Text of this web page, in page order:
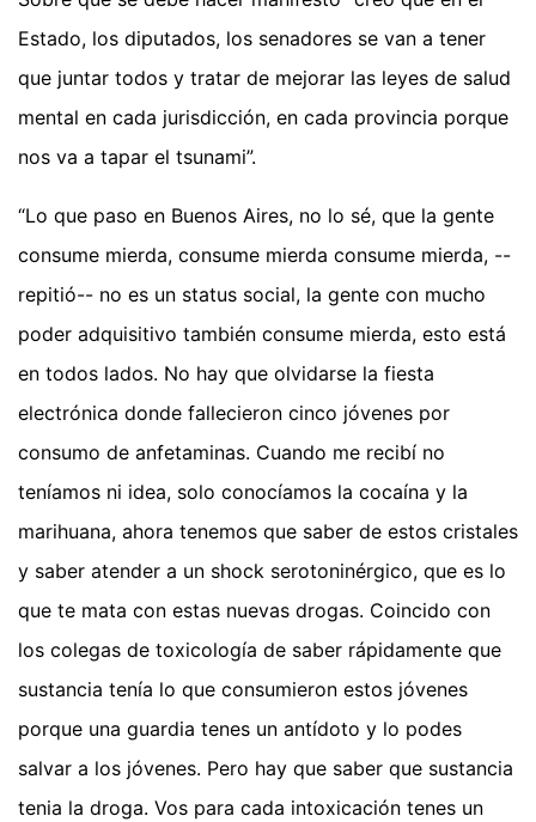
Estado, los diputados, los senadores se van a tener
que juntar todos y tratar de mejorar las leyes de salud
mental en cada jurisdicción, en cada provincia porque
nos va a tapar el tsunami”.
“Lo que paso en Buenos Aires, no lo sé, que la gente
consume mierda, consume mierda consume mierda, --
repitió-- no es un status social, la gente con mucho
poder adquisitivo también consume mierda, esto está
en todos lados. No hay que olvidarse la fiesta
electrónica donde fallecieron cinco jóvenes por
consumo de anfetaminas. Cuando me recibí no
teníamos ni idea, solo conocíamos la cocaína y la
marihuana, ahora tenemos que saber de estos cristales
y saber atender a un shock serotoninérgico, que es lo
que te mata con estas nuevas drogas. Coincido con
los colegas de toxicología de saber rápidamente que
sustancia tenía lo que consumieron estos jóvenes
porque una guardia tenes un antídoto y lo podes
salvar a los jóvenes. Pero hay que saber que sustancia
tenia la droga. Vos para cada intoxicación tenes un